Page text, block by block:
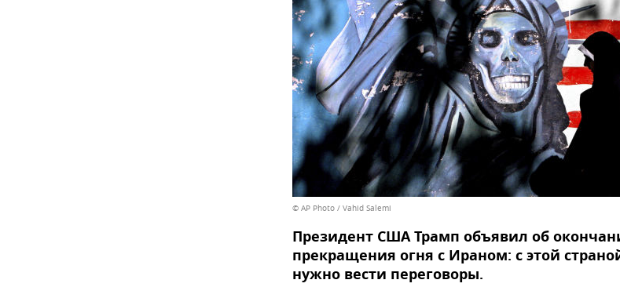
© AP Photo / Vahid Salemi
Президент США Трамп объявил об
прекращения огня с Ираном: с этой
нужно вести переговоры.